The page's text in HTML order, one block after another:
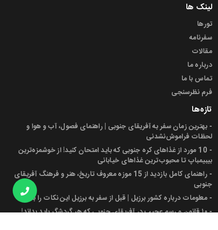
لینک ها
تورها
سفرنامه
مقالات
درباره ما
تماس با ما
فرم نظرسنجی
تازه‌ها
- بهترین زمان سفر به آفریقای جنوبی | راهنمای فصول، آب و هوا و
لحظات فراموش‌نشدنی
-
10 مورد از غذاهای کره جنوبی که باید امتحان کنید! از خوشمزه‌ترین
بیبیمباپ تا محبوب‌ترین غذاهای خیابانی
-
راهنمای کامل بازدید از 15 موزه معروف تاریخ، هنر و فرهنگ آفریقای
جنوبی
- معلومات درباره کشور برزیل | قبل از سفر به برزیل این نکات را بدانید!
-۱۰ قانون و رسم عجیب در آفریقای جنوبی که هر گردشگر باید بداند!